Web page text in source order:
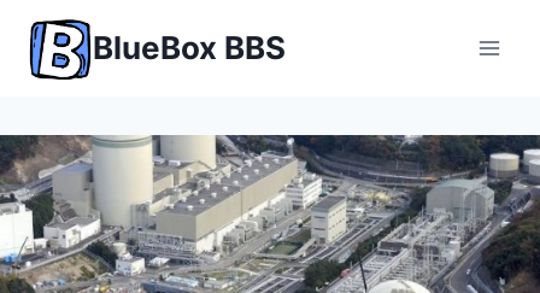
content
BlueBox BBS